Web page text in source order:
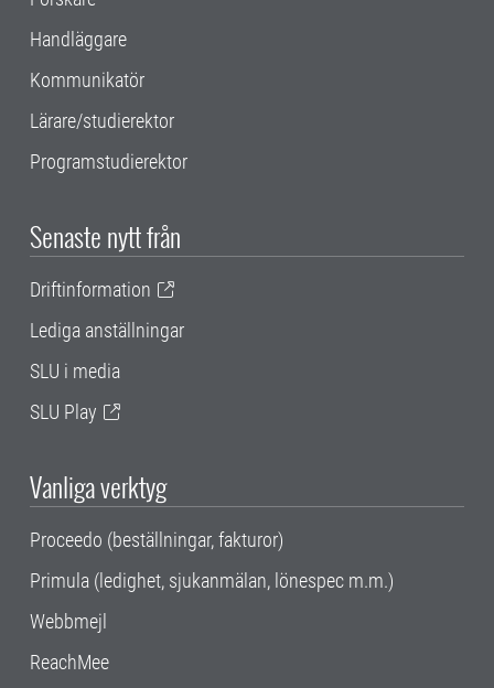
Handläggare
Kommunikatör
Lärare/studierektor
Programstudierektor
Senaste nytt från
Driftinformation
Lediga anställningar
SLU i media
SLU Play
Vanliga verktyg
Proceedo (beställningar, fakturor)
Primula (ledighet, sjukanmälan, lönespec m.m.)
Webbmejl
ReachMee